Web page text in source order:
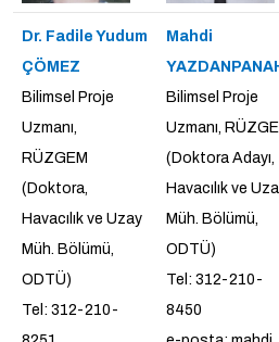
Dr. Fadile Yudum
ÇÖMEZ
Bilimsel Proje
Uzmanı,
RÜZGEM
(Doktora,
Havacılık ve Uzay
Müh. Bölümü,
ODTÜ)
Tel: 312-210-
Mahdi
Bilimsel Proje
Uzmanı,
(Doktora Adayı,
Havacılık ve
Müh. Bölümü,
ODTÜ)
Tel: 312-210-
8450